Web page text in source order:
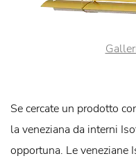
Se cercate un prodotto
la veneziana da interni
opportuna. Le veneziane